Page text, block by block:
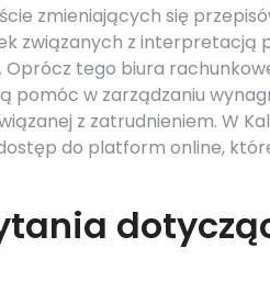
zmieniających się
związanych z interpretacją
tego biura
pomóc w zarządzaniu
z zatrudnieniem. W
do platform online,